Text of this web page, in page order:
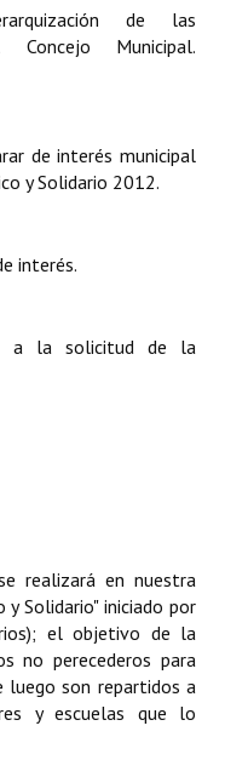
de las
Municipal.
de interés municipal
y Solidario 2012.
interés.
a la solicitud de la
realizará en nuestra
Solidario" iniciado por
el objetivo de la
no perecederos para
luego son repartidos a
y escuelas que lo